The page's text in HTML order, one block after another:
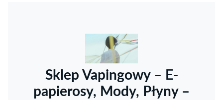
Sklep Vapingowy – E-
papierosy, Mody, Płyny –